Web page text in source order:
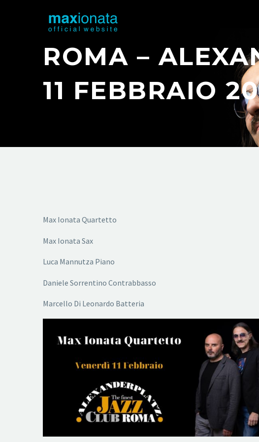
ROMA –
11 FEBBRAIO
Max Ionata Quartetto
Max Ionata Sax
Luca Mannutza Piano
Daniele Sorrentino Contrabbasso
Marcello Di Leonardo Batteria